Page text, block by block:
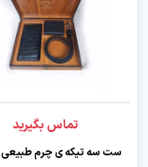
تماس بگیرید
ست سه تیکه ی چرم طبیعی